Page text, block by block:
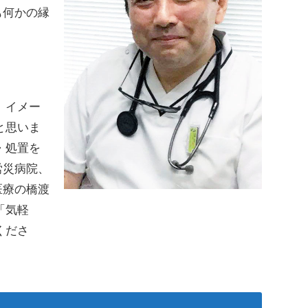
かの縁
イメー
思いま
処置を
病院、
の橋渡
気軽
ださ